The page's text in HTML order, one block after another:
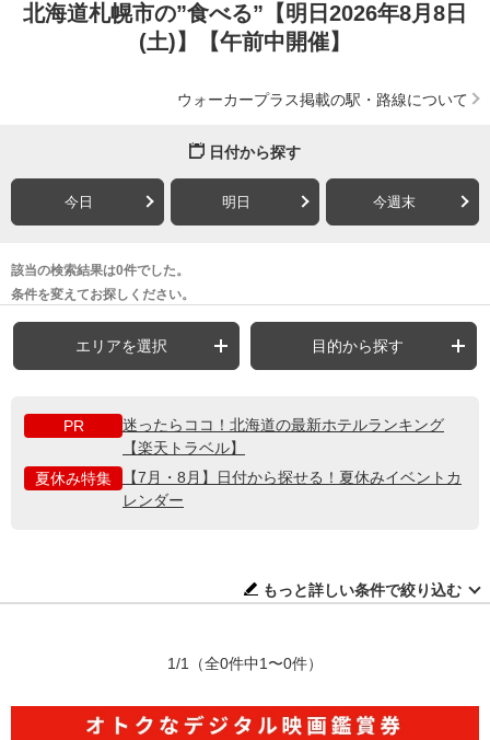
北海道札幌市の”食べる”【明日2026年8月8日
(土)】【午前中開催】
ウォーカープラス掲載の駅・路線について
日付から探す
今日 明日 今週末
該当の検索結果は0件でした。
条件を変えてお探しください。
エリアを選択 目的から探す
PR
迷ったらココ！北海道の最新ホテルランキング
【楽天トラベル】
夏休み特集
【7月・8月】日付から探せる！夏休みイベントカ
レンダー
もっと詳しい条件で絞り込む
1/1 （全0件中1〜0件）